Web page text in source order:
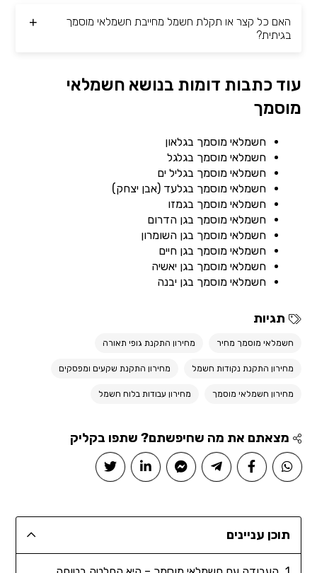
האם כל קצר או תקלת חשמל מחייבת חשמלאי מוסמך
בגיתית?
עוד כתבות דומות בנושא חשמלאי
מוסמך
חשמלאי מוסמך בגלאון
חשמלאי מוסמך בגלגל
חשמלאי מוסמך בגליל ים
חשמלאי מוסמך בגלעד (אבן יצחק)
חשמלאי מוסמך בגמזו
חשמלאי מוסמך בגן הדרום
חשמלאי מוסמך בגן השומרון
חשמלאי מוסמך בגן חיים
חשמלאי מוסמך בגן יאשיה
חשמלאי מוסמך בגן יבנה
תגיות
חשמלאי מוסמך מחיר מחירון התקנת גופי תאורה
מחירון התקנת נקודות חשמל מחירון התקנת שקעים ומפסקים
מחירון חשמלאי מוסמך מחירון עבודות בלוח חשמל
מצאתם את מה שחיפשתם? שתפו בקליק
תוכן עניינים